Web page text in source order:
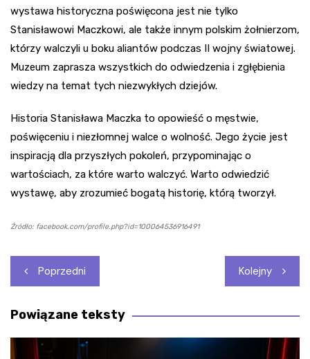
wystawa historyczna poświęcona jest nie tylko
Stanisławowi Maczkowi, ale także innym polskim żołnierzom,
którzy walczyli u boku aliantów podczas II wojny światowej.
Muzeum zaprasza wszystkich do odwiedzenia i zgłębienia
wiedzy na temat tych niezwykłych dziejów.
Historia Stanisława Maczka to opowieść o męstwie,
poświęceniu i niezłomnej walce o wolność. Jego życie jest
inspiracją dla przyszłych pokoleń, przypominając o
wartościach, za które warto walczyć. Warto odwiedzić
wystawę, aby zrozumieć bogatą historię, którą tworzył.
Źródło: facebook.com/profile.php?id=100064536916491
Nawigacja
wpisu
Poprzedni Kolejny
Powiązane teksty